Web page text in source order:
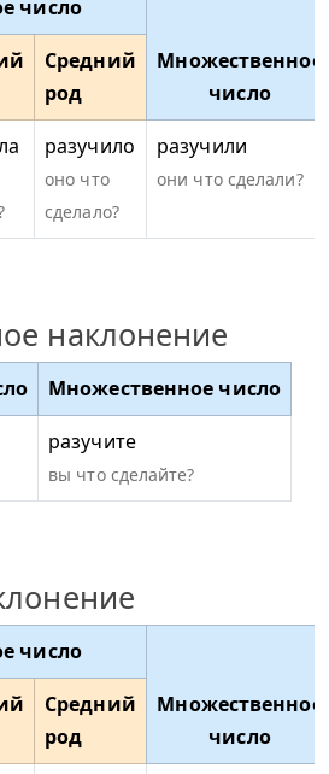
число
Множественное
число
Средний
род
разучило
оно что
сделало?
разучили
они что сделали?
наклонение
Множественное число
разучите
вы что сделайте?
число
Множественное
число
Средний
род